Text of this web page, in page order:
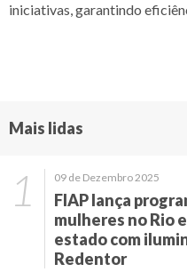
iniciativas,garantindo
Mais lidas
09 de Dezembro 2025
FIAP lança
mulheres no Rio
estado com
Redentor